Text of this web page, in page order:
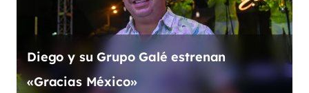
Diego y su Grupo Galé estrenan
«Gracias México»